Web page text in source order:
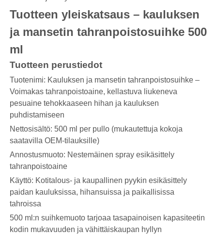
Tuotteen yleiskatsaus – kauluksen
ja mansetin tahranpoistosuihke 500
ml
Tuotteen perustiedot
Tuotenimi: Kauluksen ja mansetin tahranpoistosuihke –
Voimakas tahranpoistoaine, kellastuva liukeneva
pesuaine tehokkaaseen hihan ja kauluksen
puhdistamiseen
Nettosisältö: 500 ml per pullo (mukautettuja kokoja
saatavilla OEM-tilauksille)
Annostusmuoto: Nestemäinen spray esikäsittely
tahranpoistoaine
Käyttö: Kotitalous- ja kaupallinen pyykin esikäsittely
paidan kauluksissa, hihansuissa ja paikallisissa
tahroissa
500 ml:n suihkemuoto tarjoaa tasapainoisen kapasiteetin
kodin mukavuuden ja vähittäiskaupan hyllyn